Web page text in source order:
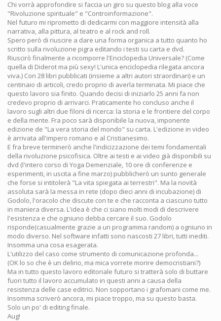
Chi vorrà approfondire si faccia un giro su questo blog alla voce
"Rivoluzione spirituale" e "Controinformazione".
Nel futuro mi riprometto di dedicarmi con maggiore intensità alla
narrativa, alla pittura, al teatro e al rock and roll.
Spero però di riuscire a dare una forma organica a tutto quanto ho
scritto sulla rivoluzione pigra editando i testi su carta e dvd.
Riuscirò finalmente a ricomporre l'Enciclopedia Universale? (Come
quella di Diderot ma più sexy! L'unica enciclopedia rilegata ancora
viva.) Con 28 libri pubblicati (insieme a altri autori straordinari) e un
centinaio di articoli, credo proprio di averla terminata. Mi piace che
questo lavoro sia finito. Quando decisi di iniziarlo 25 anni fa non
credevo proprio di arrivarci. Praticamente ho concluso anche il
lavoro sugli altri due filoni di ricerca: la storia e le frontiere del corpo
e della mente. Fra poco sarà disponibile la nuova, imponente
edizione de "La vera storia del mondo" su carta. L'edizione in video
è arrivata all'impero romano e al Cristianesimo.
E fra breve terminerò anche l'indicizzazione dei temi fondamentali
della rivoluzione psicofisica. Oltre ai testi e ai video già disponibili su
dvd (l'intero corso di Yoga Demenziale, 10 ore di conferenze e
esperimenti, in uscita a fine marzo) pubblicherò un sunto generale
che forse si intitolerà "La vita spiegata ai terrestri". Ma la novità
assoluta sarà la messa in rete (dopo dieci anni di incubazione) di
Godolo, l'oracolo che discute con te e che racconta a ciascuno tutto
in maniera diversa. L'idea è che ci siano molti modi di descrivere
l'esistenza e che ogniuno debba cercare il suo. Godolo
risponde(casualmente grazie a un programma random) a ogniuno in
modo diverso. Nel software infatti sono nascosti 27 libri, tutti inediti.
Insomma una cosa esagerata.
L'utilizzo del caso come strumento di comunicazione profonda...
(OK lo so che è un delirio, ma mica vorrete morire democristiani?)
Ma in tutto questo lavoro editoriale futuro si tratterà solo di buttare
fuori tutto il lavoro accumulato in questi anni a causa della
resistenza delle case editrici. Non sopportano i grafomani come me.
Insomma scriverò ancora, mi piace troppo, ma su questo basta.
Solo un po' di editing finale.
Aug!